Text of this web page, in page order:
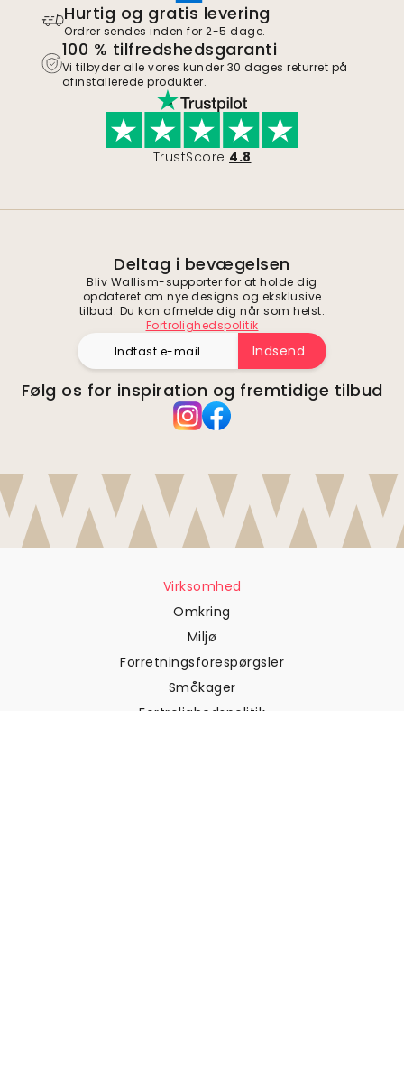
Hurtig og gratis levering
Ordrer sendes inden for 2-5 dage.
100 % tilfredshedsgaranti
Vi tilbyder alle vores kunder 30 dages returret på
afinstallerede produkter.
TrustScore 4.8
Deltag i bevægelsen
Bliv Wallism-supporter for at holde dig
opdateret om nye designs og eksklusive
tilbud. Du kan afmelde dig når som helst.
Fortrolighedspolitik
Indsend
Følg os for inspiration og fremtidige tilbud
Virksomhed
Omkring
Miljø
Forretningsforespørgsler
Småkager
Fortrolighedspolitik